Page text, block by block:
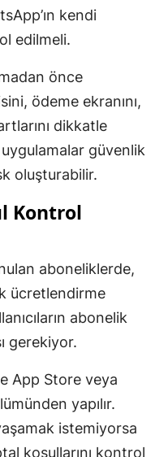
kendi
edilmeli.
önce
ödeme ekranını,
dikkatle
güvenlik
oluşturabilir.
Kontrol
aboneliklerde,
ücretlendirme
abonelik
gerekiyor.
App Store veya
yapılır.
istemiyorsa
koşullarını kontrol